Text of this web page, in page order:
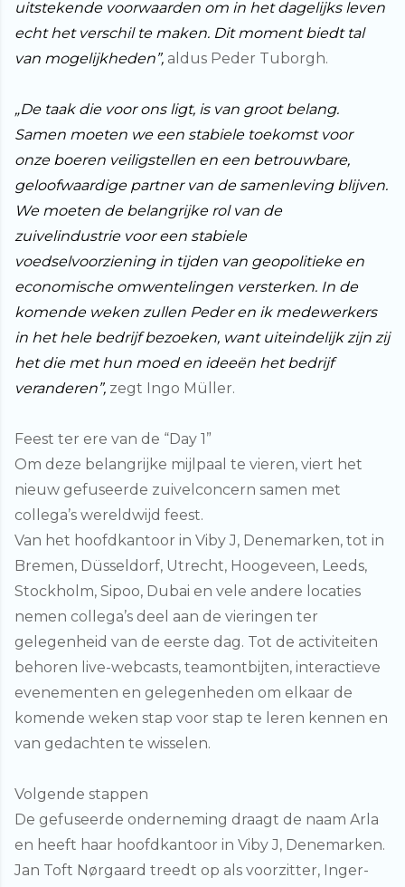
uitstekende voorwaarden om in het dagelijks leven
echt het verschil te maken. Dit moment biedt tal
van mogelijkheden”, aldus Peder Tuborgh.
„De taak die voor ons ligt, is van groot belang.
Samen moeten we een stabiele toekomst voor
onze boeren veiligstellen en een betrouwbare,
geloofwaardige partner van de samenleving blijven.
We moeten de belangrijke rol van de
zuivelindustrie voor een stabiele
voedselvoorziening in tijden van geopolitieke en
economische omwentelingen versterken. In de
komende weken zullen Peder en ik medewerkers
in het hele bedrijf bezoeken, want uiteindelijk zijn zij
het die met hun moed en ideeën het bedrijf
veranderen”, zegt Ingo Müller.
Feest ter ere van de “Day 1”
Om deze belangrijke mijlpaal te vieren, viert het
nieuw gefuseerde zuivelconcern samen met
collega’s wereldwijd feest.
Van het hoofdkantoor in Viby J, Denemarken, tot in
Bremen, Düsseldorf, Utrecht, Hoogeveen, Leeds,
Stockholm, Sipoo, Dubai en vele andere locaties
nemen collega’s deel aan de vieringen ter
gelegenheid van de eerste dag. Tot de activiteiten
behoren live-webcasts, teamontbijten, interactieve
evenementen en gelegenheden om elkaar de
komende weken stap voor stap te leren kennen en
van gedachten te wisselen.
Volgende stappen
De gefuseerde onderneming draagt de naam Arla
en heeft haar hoofdkantoor in Viby J, Denemarken.
Jan Toft Nørgaard treedt op als voorzitter, Inger-